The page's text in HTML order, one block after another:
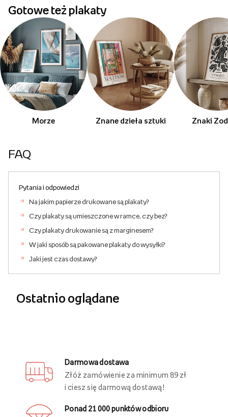
Gotowe też plakaty
Morze Znane dzieła sztuki Znaki
FAQ
Pytania i odpowiedzi
Na jakim papierze drukowane są plakaty?
Czy plakaty są umieszczone w ramce, czy bez?
Czy plakaty drukowanie są z marginesem?
W jaki sposób są pakowane plakaty do wysyłki?
Jaki jest czas dostawy?
Ostatnio oglądane
Darmowa dostawa
Złóż zamówienie za minimum 89 zł
i ciesz się darmową dostawą!
Ponad 21 000 punktów odbioru